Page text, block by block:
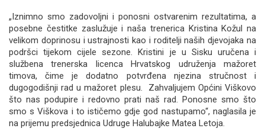
„Iznimno smo zadovoljni i ponosni ostvarenim rezultatima, a
posebne čestitke zaslužuje i naša trenerica Kristina Kožul na
velikom doprinosu i ustrajnosti kao i roditelji naših djevojaka na
podršci tijekom cijele sezone. Kristini je u Sisku uručena i
službena trenerska licenca Hrvatskog udruženja mažoret
timova, čime je dodatno potvrđena njezina stručnost i
dugogodišnji rad u mažoret plesu. Zahvaljujem Općini Viškovo
što nas podupire i redovno prati naš rad. Ponosne smo što
smo s Viškova i to ističemo gdje god nastupamo“, naglasila je
na prijemu predsjednica Udruge Halubajke Matea Letoja.